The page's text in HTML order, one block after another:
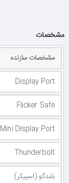
مشخصات
مشخصات سازنده
Display Port
Flicker Safe
Mini Display Port
Thunderbolt
بلندگو (اسپیکر)